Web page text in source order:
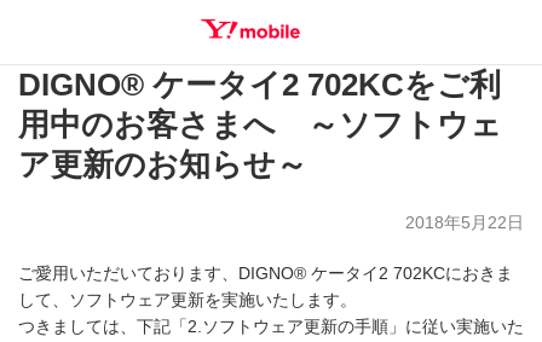
SEARCH
DIGNO® ケータイ2 702KCをご利
用中のお客さまへ ～ソフトウェ
ア更新のお知らせ～
2018年5月22日
ご愛用いただいております、DIGNO® ケータイ2 702KCにおきま
して、ソフトウェア更新を実施いたします。
つきましては、下記「2.ソフトウェア更新の手順」に従い実施いた